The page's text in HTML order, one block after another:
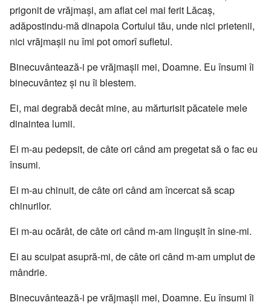
prigonit de vrăjmași, am aflat cel mai ferit Lăcaș,
adăpostindu-mă dinapoia Cortului tău, unde nici prietenii,
nici vrăjmașii nu îmi pot omorî sufletul.
Binecuvântează-i pe vrăjmașii mei, Doamne. Eu însumi îi
binecuvântez și nu îi blestem.
Ei, mai degrabă decât mine, au mărturisit păcatele mele
dinaintea lumii.
Ei m-au pedepsit, de câte ori când am pregetat să o fac eu
însumi.
Ei m-au chinuit, de câte ori când am încercat să scap
chinurilor.
Ei m-au ocărât, de câte ori când m-am lingușit în sine-mi.
Ei au scuipat asupră-mi, de câte ori când m-am umplut de
mândrie.
Binecuvântează-i pe vrăjmașii mei, Doamne. Eu însumi îi